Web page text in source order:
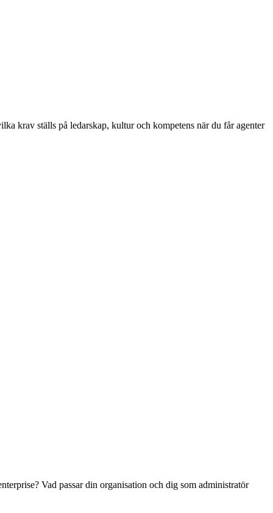
krav ställs på ledarskap, kultur och kompetens när du får agenter
Vad passar din organisation och dig som administratör